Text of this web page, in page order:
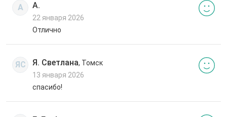
А А.
22 января 2026
Отлично
ЯС Я. Светлана, Томск
13 января 2026
спасибо!